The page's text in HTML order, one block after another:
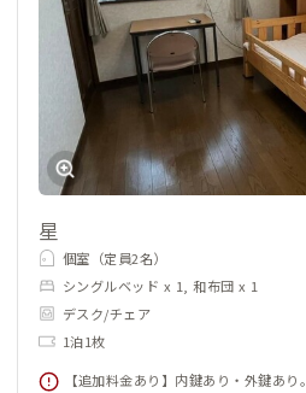
星
個室（定員2名）
シングルベッド x 1, 和布団 x 1
デスク/チェア
1泊1枚
【追加料金あり】内鍵あり・外鍵あり。